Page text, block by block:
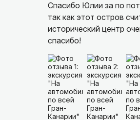
Спасибо Юлии за по
так как этот остров
исторический центр
спасибо!